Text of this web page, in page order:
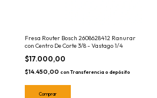
Fresa Router Bosch 2608628412 Ranurar
con Centro De Corte 3/8 - Vastago 1/4
$17.000,00
$14.450,00 con Transferencia o depósito